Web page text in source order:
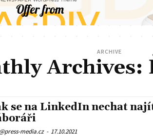
ARCHIVE
Archives:
se na LinkedIn nechat
media.cz - 17.10.2021